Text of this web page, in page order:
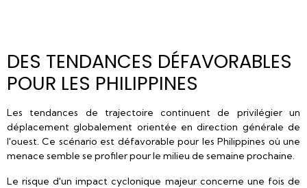
DES TENDANCES DÉFAVORABLES
POUR LES PHILIPPINES
Les tendances de trajectoire continuent de privilégier un
déplacement globalement orientée en direction générale de
l'ouest. Ce scénario est défavorable pour les Philippines où une
menace semble se profiler pour le milieu de semaine prochaine.
Le risque d'un impact cyclonique majeur concerne une fois de